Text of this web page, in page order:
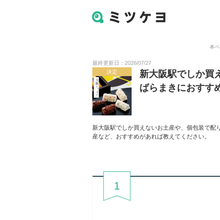
本
最終更新日：2026/07/27
決定
新大阪駅でしか買
ばらまきにおすす
新大阪駅でしか買えないお土産や、個包装で
産など、おすすめがあれば教えてください。
1